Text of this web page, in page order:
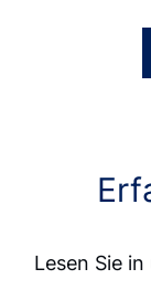
Lesen Sie